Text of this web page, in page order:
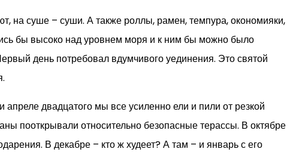
на суше – суши. А также роллы, рамен, темпура, окономияки,
бы высоко над уровнем моря и к ним бы можно было
день потребовал вдумчивого уединения. Это святой
двадцатого мы все усиленно ели и пили от резкой
пооткрывали относительно безопасные терассы. В октябре
В декабре – кто ж худеет? А там – и январь с его